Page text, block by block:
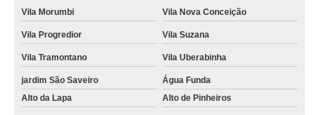
Vila Morumbi Vila Nova Conceição
Vila Progredior Vila Suzana
Vila Tramontano Vila Uberabinha
jardim São Saveiro
Água Funda
Alto da Lapa
Alto de Pinheiros